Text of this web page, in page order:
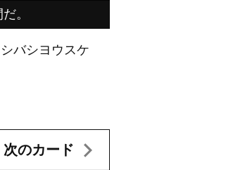
。
バシヨウスケ
次のカード